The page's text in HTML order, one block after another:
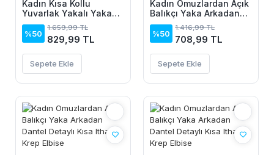
Kadın Kısa Kollu
Yuvarlak Yakalı Yakası
Renkli Kiloş Midi Viskon
Elbise
%50
1.659,99 TL
829,99 TL
Sepete Ekle
Kadın Omuzlardan Açık
Balıkçı Yaka Arkadan
Dantel Detaylı Kısa
Ithal Krep Elbise
%50
1.416,99 TL
708,99 TL
Sepete Ekle